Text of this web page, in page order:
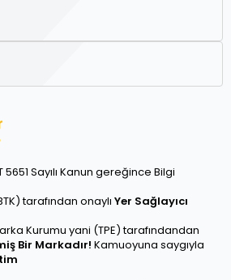
Sayılı Kanun gereğince Bilgi
tarafından onaylı Yer Sağlayıcı
Kurumu yani (TPE) tarafındandan
Bir Markadır! Kamuoyuna saygıyla